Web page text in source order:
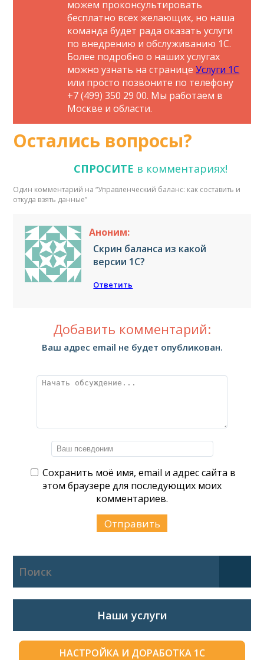
можем проконсультировать
бесплатно всех желающих, но наша
команда будет рада оказать услуги
по внедрению и обслуживанию 1С.
Более подробно о наших услугах
можно узнать на страницеУслуги 1С
или просто позвоните по телефону
+7 (499) 350 29 00. Мы работаем в
Москве и области.
Остались вопросы?
СПРОСИТЕ в комментариях!
Один комментарий на “Управленческий баланс: как составить и
откуда взять данные”
Аноним:
Скрин баланса из какой
версии 1С?
Ответить
Добавить комментарий:
Ваш адрес email не будет опубликован.
Сохранить моё имя, email и адрес сайта в
этом браузере для последующих моих
комментариев.
Наши услуги
НАСТРОЙКА И ДОРАБОТКА 1С